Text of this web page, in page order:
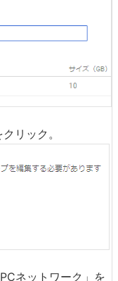
リック。